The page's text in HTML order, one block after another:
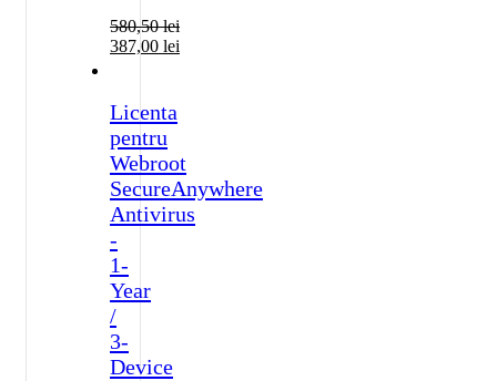
580,50lei
387,00 lei
Licenta
pentru
Webroot
SecureAnywhere
Antivirus
-
1-
Year
/
3-
Device